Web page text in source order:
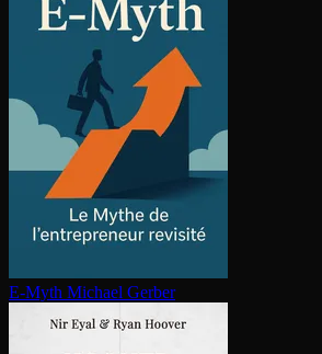
E-Myth Michael Gerber